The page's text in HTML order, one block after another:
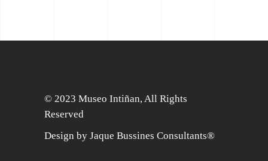
© 2023 Museo Intiñan, All Rights
Reserved
Design by Jaque Bussines Consultants®